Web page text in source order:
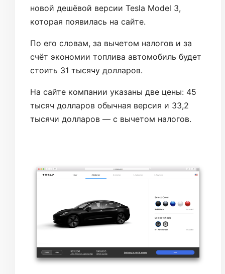
новой дешёвой версии Tesla Model 3,
которая появилась на сайте.
По его словам, за вычетом налогов и за
счёт экономии топлива автомобиль будет
стоить 31 тысячу долларов.
На сайте компании указаны две цены: 45
тысяч долларов обычная версия и 33,2
тысячи долларов — с вычетом налогов.